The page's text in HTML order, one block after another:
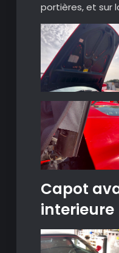
portières, et sur
Capot
interieure